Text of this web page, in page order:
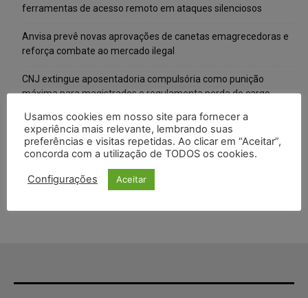
ferramentas de acesso remoto em ataques silenciosos
Anvisa prevê novas aprovações de canetas emagrecedoras e
reforça combate ao mercado ilegal
CNJ extingue aposentadoria compulsória como punição
máxima para magistrados e regulamenta perda do cargo
Justiça de SP rejeita ação da família de Alexandre de Moraes
contra senador Alessandro Vieira
Gabriela Hardt por dois anos
Usamos cookies em nosso site para fornecer a
experiência mais relevante, lembrando suas
preferências e visitas repetidas. Ao clicar em “Aceitar”,
concorda com a utilização de TODOS os cookies.
Configurações Aceitar